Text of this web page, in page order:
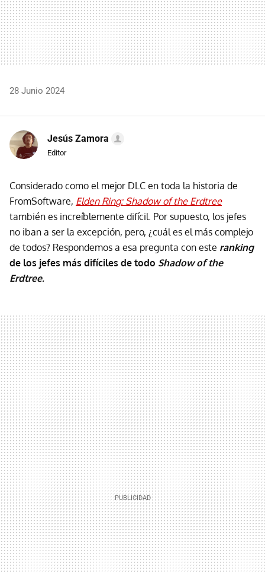
28 Junio 2024
Jesús Zamora
Editor
Considerado como el mejor DLC en toda la historia de
FromSoftware, Elden Ring: Shadow of the Erdtree
también es increíblemente difícil. Por supuesto, los jefes
no iban a ser la excepción, pero, ¿cuál es el más complejo
de todos? Respondemos a esa pregunta con este ranking
de los jefes más difíciles de todo Shadow of the
Erdtree.